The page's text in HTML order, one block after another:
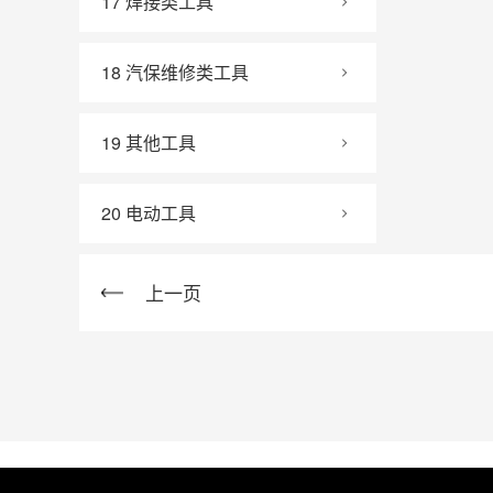
18 汽保维修类工具
19 其他工具
20 电动工具
上一页